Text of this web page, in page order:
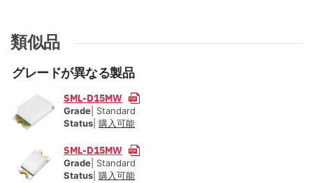
類似品
グレードが異なる製品
SML-D15MW
Grade | Standard
Status 購入可能
SML-D15MW
Grade | Standard
Status 購入可能